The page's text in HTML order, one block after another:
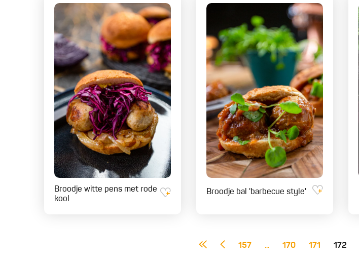
Broodje witte pens met rode
kool
Broodje bal 'barbecue style'
157 ... 170 171 172